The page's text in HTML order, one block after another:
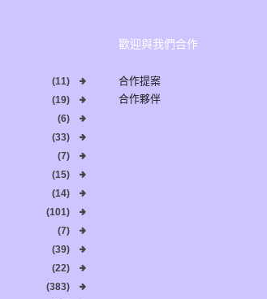
(11)
(19)
(6)
(33)
(7)
(15)
(14)
(101)
(7)
(39)
(22)
(383)
歡迎與我們合作
合作提案
合作夥伴